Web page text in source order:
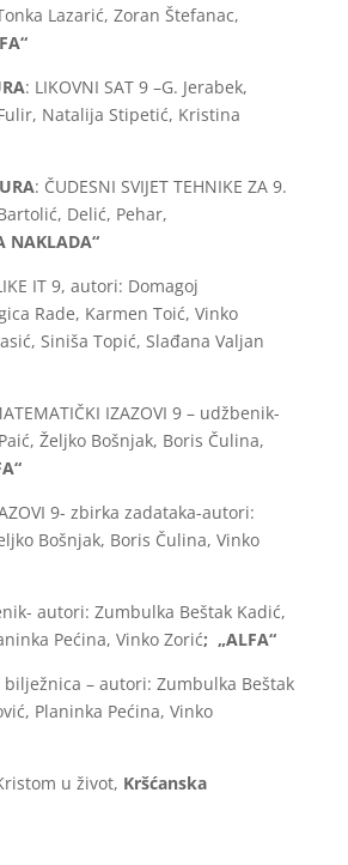
Lazarić, Zoran Štefanac,
: LIKOVNI SAT 9 –G. Jerabek,
Natalija Stipetić, Kristina
: ČUDESNI SVIJET TEHNIKE ZA 9.
Delić, Pehar,
NAKLADA“
IT 9, autori: Domagoj
Rade, Karmen Toić, Vinko
Siniša Topić, Slađana Valjan
IZAZOVI 9 – udžbenik-
Željko Bošnjak, Boris Čulina,
9- zbirka zadataka-autori:
Bošnjak, Boris Čulina, Vinko
autori: Zumbulka Beštak Kadić,
Pećina, Vinko Zorić; „ALFA“
– autori: Zumbulka Beštak
Planinka Pećina, Vinko
u život, Kršćanska